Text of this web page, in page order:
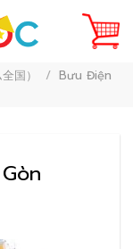
国） / Bưu Điện